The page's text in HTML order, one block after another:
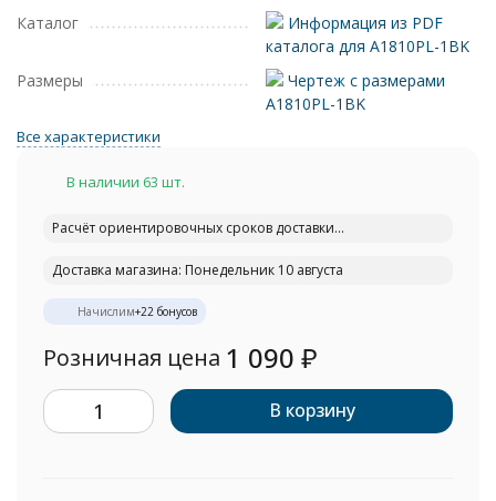
Каталог
Информация из PDF
каталога для A1810PL-1BK
Размеры
Чертеж с размерами
A1810PL-1BK
Все характеристики
В наличии 63 шт.
Расчёт ориентировочных сроков доставки...
Доставка магазина: Понедельник 10 августа
Начислим+22 бонусов
Розничная цена 1 090 ₽
В корзину